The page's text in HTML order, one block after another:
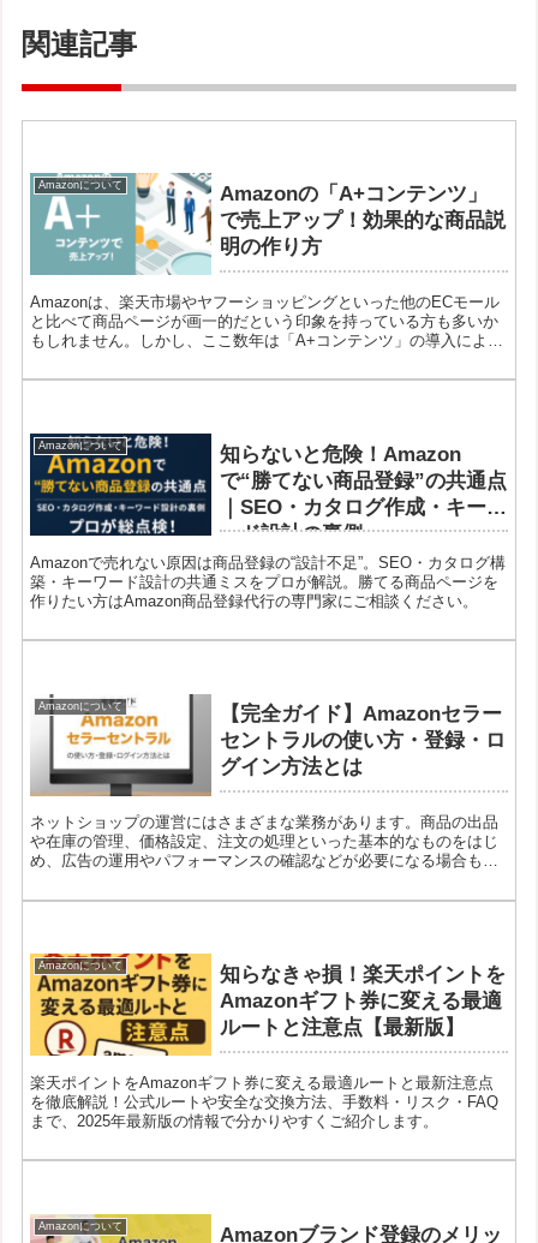
関連記事
Amazonについて
Amazonの「A+コンテンツ」
で売上アップ！効果的な商品説
明の作り方
Amazonは、楽天市場やヤフーショッピングといった他のECモール
と比べて商品ページが画一的だという印象を持っている方も多いか
もしれません。しかし、ここ数年は「A+コンテンツ」の導入によ
Amazonについて
知らないと危険！Amazon
で“勝てない商品登録”の共通点
｜SEO・カタログ作成・キーワ
ード設計の裏側
Amazonで売れない原因は商品登録の“設計不足”。SEO・カタログ構
築・キーワード設計の共通ミスをプロが解説。勝てる商品ページを
作りたい方はAmazon商品登録代行の専門家にご相談ください。
Amazonについて
【完全ガイド】Amazonセラー
セントラルの使い方・登録・ロ
グイン方法とは
ネットショップの運営にはさまざまな業務があります。商品の出品
や在庫の管理、価格設定、注文の処理といった基本的なものをはじ
め、広告の運用やパフォーマンスの確認などが必要になる場合もあ
行います。
Amazonについて
知らなきゃ損！楽天ポイントを
Amazonギフト券に変える最適
ルートと注意点【最新版】
楽天ポイントをAmazonギフト券に変える最適ルートと最新注意点
を徹底解説！公式ルートや安全な交換方法、手数料・リスク・FAQ
まで、2025年最新版の情報で分かりやすくご紹介します。
Amazonについて
Amazonブランド登録のメリッ